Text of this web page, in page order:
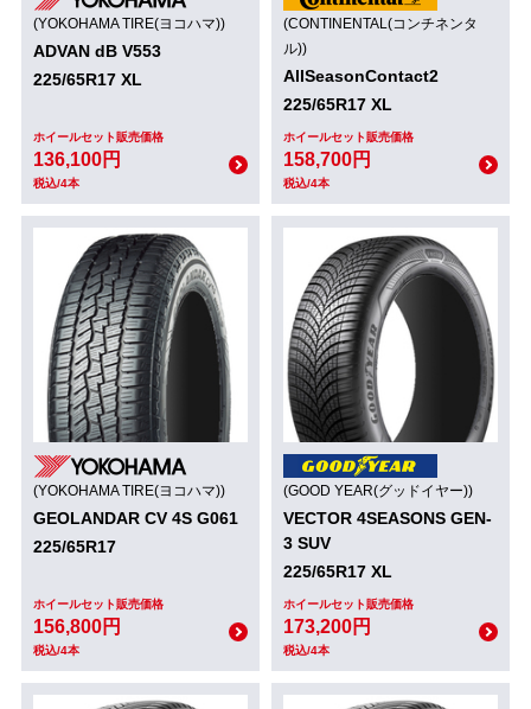
(YOKOHAMA TIRE(ヨコハマ))
ADVAN dB V553
225/65R17 XL
ホイールセット販売価格
136,100円
税込/4本
(CONTINENTAL(コンチネンタ
ル))
AllSeasonContact2
225/65R17 XL
ホイールセット販売価格
158,700円
税込/4本
(YOKOHAMA TIRE(ヨコハマ))
GEOLANDAR CV 4S G061
225/65R17
ホイールセット販売価格
156,800円
税込/4本
(GOOD YEAR(グッドイヤー))
VECTOR 4SEASONS GEN-
3 SUV
225/65R17 XL
ホイールセット販売価格
173,200円
税込/4本